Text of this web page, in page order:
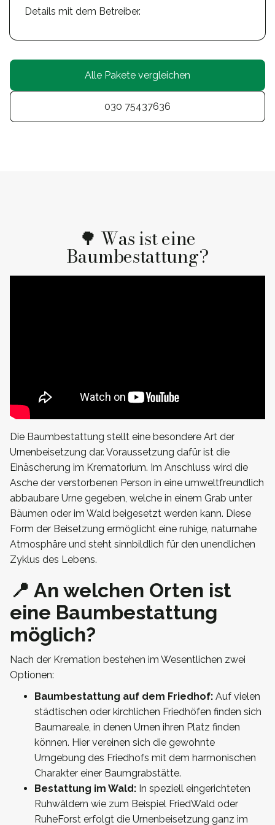
Details mit dem Betreiber.
Alle Pakete vergleichen
030 75437636
🌳 Was ist eine
Baumbestattung?
Die Baumbestattung stellt eine besondere Art der
Urnenbeisetzung dar. Voraussetzung dafür ist die
Einäscherung im Krematorium. Im Anschluss wird die
Asche der verstorbenen Person in eine umweltfreundlich
abbaubare Urne gegeben, welche in einem Grab unter
Bäumen oder im Wald beigesetzt werden kann. Diese
Form der Beisetzung ermöglicht eine ruhige, naturnahe
Atmosphäre und steht sinnbildlich für den unendlichen
Zyklus des Lebens.
📍 An welchen Orten ist
eine Baumbestattung
möglich?
Nach der Kremation bestehen im Wesentlichen zwei
Optionen:
Baumbestattung auf dem Friedhof: Auf vielen
städtischen oder kirchlichen Friedhöfen finden sich
Baumareale, in denen Urnen ihren Platz finden
können. Hier vereinen sich die gewohnte
Umgebung des Friedhofs mit dem harmonischen
Charakter einer Baumgrabstätte.
Bestattung im Wald: In speziell eingerichteten
Ruhwäldern wie zum Beispiel FriedWald oder
RuheForst erfolgt die Urnenbeisetzung ganz im